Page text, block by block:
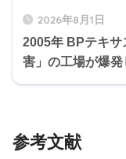
2026年8月1日
2005年 BPテキサ
害」の工場が爆発
参考文献